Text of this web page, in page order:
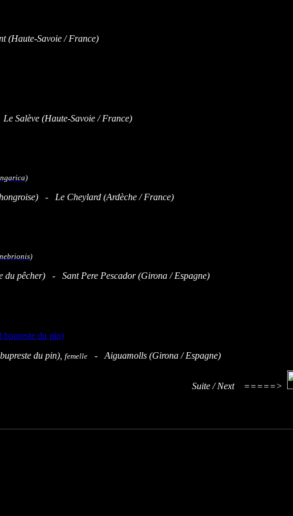
(Haute-Savoie / France)
Salève (Haute-Savoie / France)
- Le Cheylard (Ardèche / France)
du pêcher) - Sant Pere Pescador (Girona / Espagne)
du pin), femelle- Aiguamolls (Girona / Espagne)
/ Next =====>